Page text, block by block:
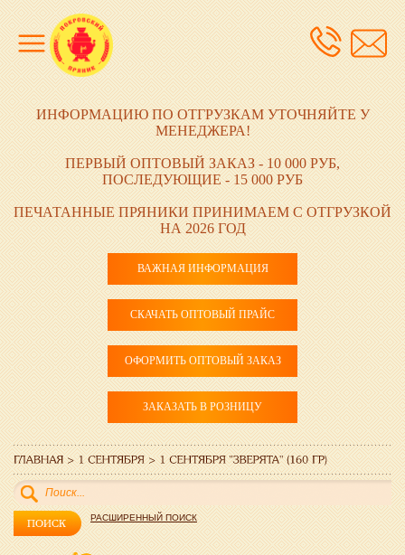
ИНФОРМАЦИЮ ПО ОТГРУЗКАМ УТОЧНЯЙТЕ У
МЕНЕДЖЕРА!
ПЕРВЫЙ ОПТОВЫЙ ЗАКАЗ - 10 000 РУБ,
ПОСЛЕДУЮЩИЕ - 15 000 РУБ
ПЕЧАТАННЫЕ ПРЯНИКИ ПРИНИМАЕМ С ОТГРУЗКОЙ
НА 2026 ГОД
ВАЖНАЯ ИНФОРМАЦИЯ
СКАЧАТЬ ОПТОВЫЙ ПРАЙС
ОФОРМИТЬ ОПТОВЫЙ ЗАКАЗ
ЗАКАЗАТЬ В РОЗНИЦУ
РАСШИРЕННЫЙ ПОИСК